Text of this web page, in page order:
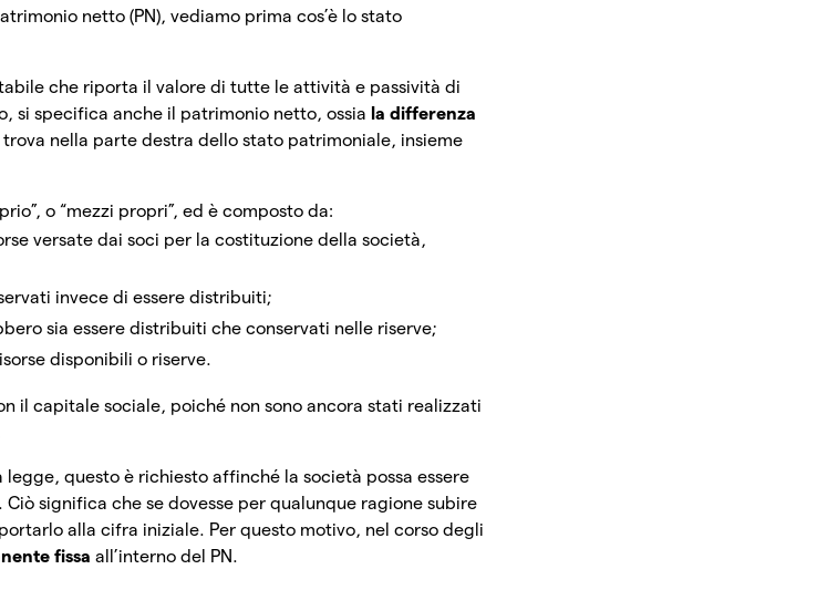
netto (PN), vediamo prima cos’è lo stato
che riporta il valore di tutte le attività e passività di
si specifica anche il patrimonio netto, ossia la differenza
nella parte destra dello stato patrimoniale, insieme
o “mezzi propri”, ed è composto da:
versate dai soci per la costituzione della società,
invece di essere distribuiti;
sia essere distribuiti che conservati nelle riserve;
disponibili o riserve.
il capitale sociale, poiché non sono ancora stati realizzati
questo è richiesto affinché la società possa essere
significa che se dovesse per qualunque ragione subire
alla cifra iniziale. Per questo motivo, nel corso degli
fissaall’interno del PN.